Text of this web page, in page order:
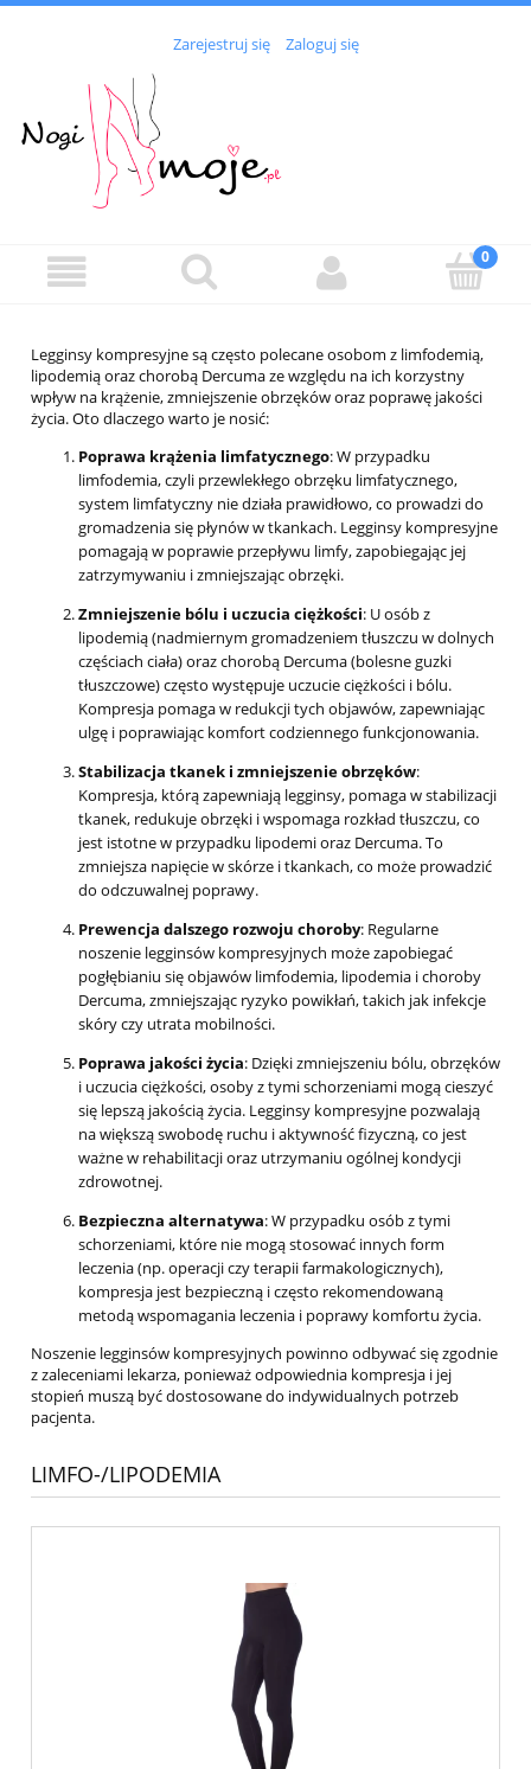
Zarejestruj się Zaloguj się
Legginsy kompresyjne są często polecane osobom z limfodemią,
lipodemią oraz chorobą Dercuma ze względu na ich korzystny
wpływ na krążenie, zmniejszenie obrzęków oraz poprawę jakości
życia. Oto dlaczego warto je nosić:
Poprawa krążenia limfatycznego: W przypadku
limfodemia, czyli przewlekłego obrzęku limfatycznego,
system limfatyczny nie działa prawidłowo, co prowadzi do
gromadzenia się płynów w tkankach. Legginsy kompresyjne
pomagają w poprawie przepływu limfy, zapobiegając jej
zatrzymywaniu i zmniejszając obrzęki.
Zmniejszenie bólu i uczucia ciężkości: U osób z
lipodemią (nadmiernym gromadzeniem tłuszczu w dolnych
częściach ciała) oraz chorobą Dercuma (bolesne guzki
tłuszczowe) często występuje uczucie ciężkości i bólu.
Kompresja pomaga w redukcji tych objawów, zapewniając
ulgę i poprawiając komfort codziennego funkcjonowania.
Stabilizacja tkanek i zmniejszenie obrzęków:
Kompresja, którą zapewniają legginsy, pomaga w stabilizacji
tkanek, redukuje obrzęki i wspomaga rozkład tłuszczu, co
jest istotne w przypadku lipodemi oraz Dercuma. To
zmniejsza napięcie w skórze i tkankach, co może prowadzić
do odczuwalnej poprawy.
Prewencja dalszego rozwoju choroby: Regularne
noszenie legginsów kompresyjnych może zapobiegać
pogłębianiu się objawów limfodemia, lipodemia i choroby
Dercuma, zmniejszając ryzyko powikłań, takich jak infekcje
skóry czy utrata mobilności.
Poprawa jakości życia: Dzięki zmniejszeniu bólu, obrzęków
i uczucia ciężkości, osoby z tymi schorzeniami mogą cieszyć
się lepszą jakością życia. Legginsy kompresyjne pozwalają
na większą swobodę ruchu i aktywność fizyczną, co jest
ważne w rehabilitacji oraz utrzymaniu ogólnej kondycji
zdrowotnej.
Bezpieczna alternatywa: W przypadku osób z tymi
schorzeniami, które nie mogą stosować innych form
leczenia (np. operacji czy terapii farmakologicznych),
kompresja jest bezpieczną i często rekomendowaną
metodą wspomagania leczenia i poprawy komfortu życia.
Noszenie legginsów kompresyjnych powinno odbywać się zgodnie
z zaleceniami lekarza, ponieważ odpowiednia kompresja i jej
stopień muszą być dostosowane do indywidualnych potrzeb
pacjenta.
LIMFO-/LIPODEMIA